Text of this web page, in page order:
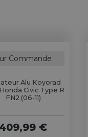
Commande
Alu Koyorad
Civic Type R
FN2 (06-11)
409,99 €